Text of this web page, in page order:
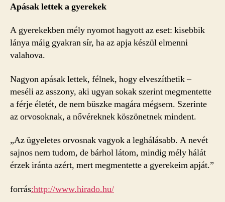
Apásak lettek a gyerekek
A gyerekekben mély nyomot hagyott az eset: kisebbik
lánya máig gyakran sír, ha az apja készül elmenni
valahova.
Nagyon apásak lettek, félnek, hogy elveszíthetik –
meséli az asszony, aki ugyan sokak szerint megmentette
a férje életét, de nem büszke magára mégsem. Szerinte
az orvosoknak, a nővéreknek köszönetnek mindent.
„Az ügyeletes orvosnak vagyok a leghálásabb. A nevét
sajnos nem tudom, de bárhol látom, mindig mély hálát
érzek iránta azért, mert megmentette a gyerekeim apját.”
forrás:http://www.hirado.hu/